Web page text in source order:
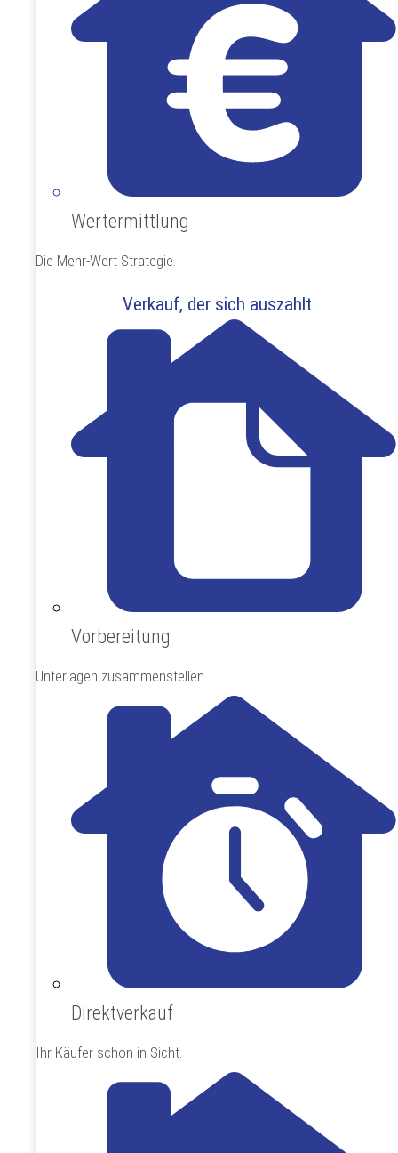
Wertermittlung
Die Mehr-Wert Strategie.
Verkauf, der sich auszahlt
Vorbereitung
Unterlagen zusammenstellen.
Direktverkauf
Ihr Käufer schon in Sicht.